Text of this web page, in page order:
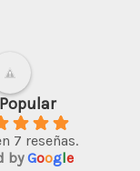
7 reseñas.
byGoogle